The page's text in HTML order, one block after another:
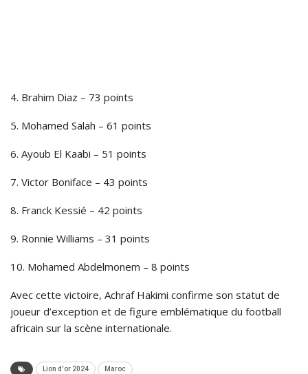
4. Brahim Diaz – 73 points
5. Mohamed Salah – 61 points
6. Ayoub El Kaabi – 51 points
7. Victor Boniface – 43 points
8. Franck Kessié – 42 points
9. Ronnie Williams – 31 points
10. Mohamed Abdelmonem – 8 points
Avec cette victoire, Achraf Hakimi confirme son statut de
joueur d’exception et de figure emblématique du football
africain sur la scène internationale.
Lion d'or 2024 Maroc